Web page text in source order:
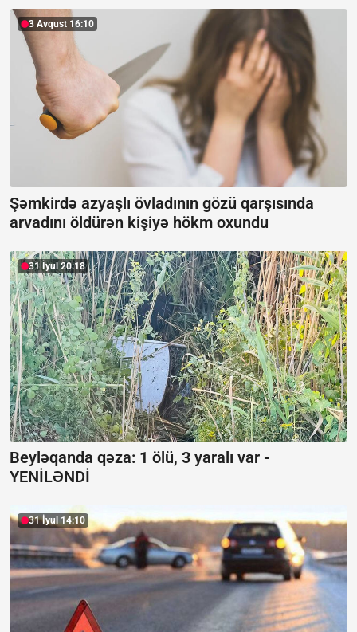
3 Avqust 16:10
Şəmkirdə azyaşlı övladının gözü qarşısında
arvadını öldürən kişiyə hökm oxundu
31 İyul 20:18
Beyləqanda qəza: 1 ölü, 3 yaralı var -
YENİLƏNDİ
31 İyul 14:10